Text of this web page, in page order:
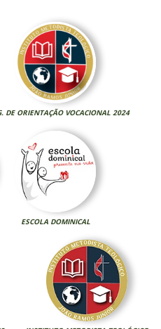
DE ORIENTAÇÃO VOCACIONAL 2024
ESCOLA DOMINICAL